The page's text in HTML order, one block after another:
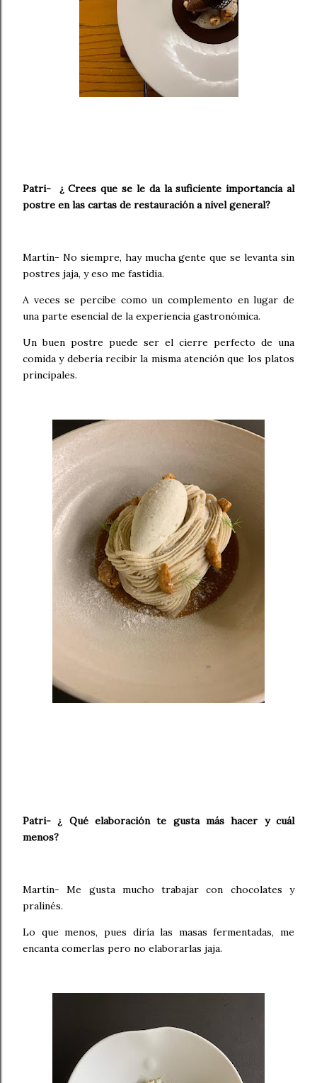
Patri- ¿ Crees que se le da la suficiente importancia al
postre en las cartas de restauración a nivel general?
Martín- No siempre, hay mucha gente que se levanta sin
postres jaja, y eso me fastidia.
A veces se percibe como un complemento en lugar de
una parte esencial de la experiencia gastronómica.
Un buen postre puede ser el cierre perfecto de una
comida y debería recibir la misma atención que los platos
principales.
Patri- ¿ Qué elaboración te gusta más hacer y cuál
menos?
Martín- Me gusta mucho trabajar con chocolates y
pralinés.
Lo que menos, pues diría las masas fermentadas, me
encanta comerlas pero no elaborarlas jaja.